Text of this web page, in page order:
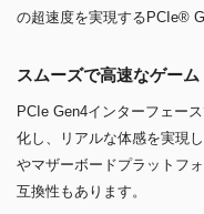
の超速度を実現するPCIe®
スムーズで高速なゲーム
PCIe Gen4インターフェー
化し、リアルな体感を実現
やマザーボードプラットフ
互換性もあります。